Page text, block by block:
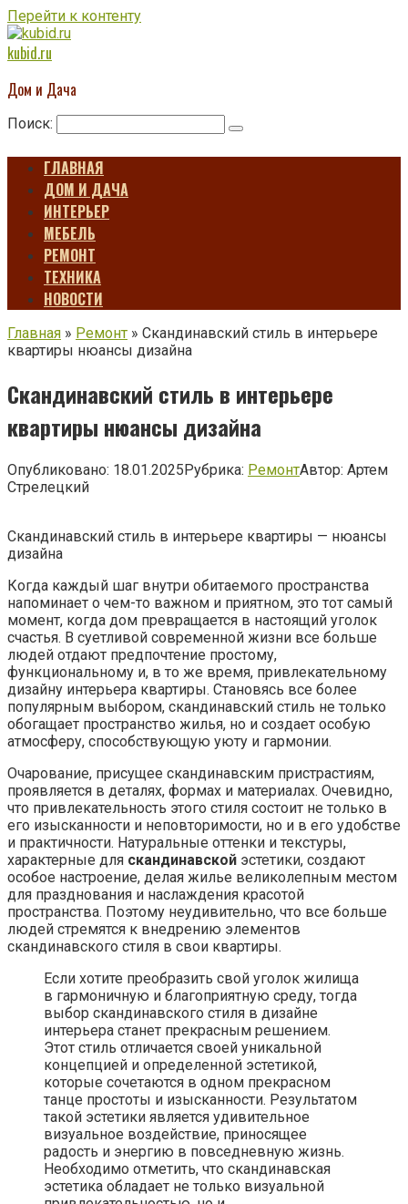
Перейти к контенту
kubid.ru
Дом и Дача
Поиск:
ГЛАВНАЯ
ДОМ И ДАЧА
ИНТЕРЬЕР
МЕБЕЛЬ
РЕМОНТ
ТЕХНИКА
НОВОСТИ
Главная » Ремонт » Скандинавский стиль в интерьере
квартиры нюансы дизайна
Скандинавский стиль в интерьере
квартиры нюансы дизайна
Опубликовано: 18.01.2025Рубрика: РемонтАвтор: Артем
Стрелецкий
Скандинавский стиль в интерьере квартиры — нюансы
дизайна
Когда каждый шаг внутри обитаемого пространства
напоминает о чем-то важном и приятном, это тот самый
момент, когда дом превращается в настоящий уголок
счастья. В суетливой современной жизни все больше
людей отдают предпочтение простому,
функциональному и, в то же время, привлекательному
дизайну интерьера квартиры. Становясь все более
популярным выбором, скандинавский стиль не только
обогащает пространство жилья, но и создает особую
атмосферу, способствующую уюту и гармонии.
Очарование, присущее скандинавским пристрастиям,
проявляется в деталях, формах и материалах. Очевидно,
что привлекательность этого стиля состоит не только в
его изысканности и неповторимости, но и в его удобстве
и практичности. Натуральные оттенки и текстуры,
характерные для скандинавской эстетики, создают
особое настроение, делая жилье великолепным местом
для празднования и наслаждения красотой
пространства. Поэтому неудивительно, что все больше
людей стремятся к внедрению элементов
скандинавского стиля в свои квартиры.
Если хотите преобразить свой уголок жилища
в гармоничную и благоприятную среду, тогда
выбор скандинавского стиля в дизайне
интерьера станет прекрасным решением.
Этот стиль отличается своей уникальной
концепцией и определенной эстетикой,
которые сочетаются в одном прекрасном
танце простоты и изысканности. Результатом
такой эстетики является удивительное
визуальное воздействие, приносящее
радость и энергию в повседневную жизнь.
Необходимо отметить, что скандинавская
эстетика обладает не только визуальной